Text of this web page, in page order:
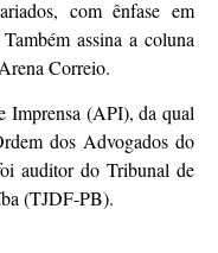
com ênfase em
assina a coluna
Correio.
Imprensa (API), da qual
dos Advogados do
auditor do Tribunal de
(TJDF-PB).